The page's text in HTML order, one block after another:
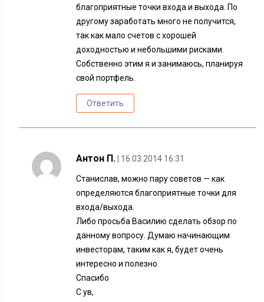
благоприятные точки входа и выхода. По
другому заработать много не получится,
так как мало счетов с хорошей
доходностью и небольшими рисками.
Собственно этим я и занимаюсь, планируя
свой портфель.
Ответить
Антон П. | 16.03.2014 16:31
Станислав, можно пару советов — как
определяются благоприятные точки для
входа/выхода.
Либо просьба Василию сделать обзор по
данному вопросу. Думаю начинающим
инвесторам, таким как я, будет очень
интересно и полезно.
Спасибо
С ув,